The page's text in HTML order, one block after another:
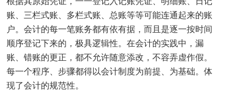
账、三栏式账、多栏式账、总账等等可能连通起来的账
户。会计的每一笔账务都有依有据，而且是逐一按时间
顺序登记下来的，极具逻辑性。在会计的实践中，漏
账、错账的更正，都不允许随意添改，不容弄虚作假。
每一个程序、步骤都得以会计制度为前提、为基础。体
现了会计的规范性。